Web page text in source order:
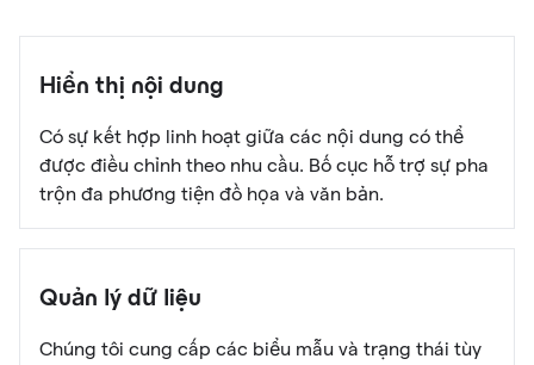
Hiển thị nội dung
Có sự kết hợp linh hoạt giữa các nội dung có thể
được điều chỉnh theo nhu cầu. Bố cục hỗ trợ sự pha
trộn đa phương tiện đồ họa và văn bản.
Quản lý dữ liệu
Chúng tôi cung cấp các biểu mẫu và trạng thái tùy